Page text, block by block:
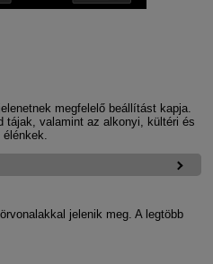
megfelelő beállítást kapja.
tájak, valamint az alkonyi, kültéri és
jelenik meg. A legtöbb